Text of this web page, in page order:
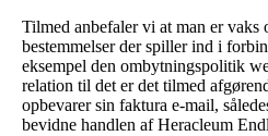
Tilmed anbefaler vi at man er vaks
bestemmelser der spiller ind i
eksempel den ombytningspolitik
relation til det er det tilmed
opbevarer sin faktura e-mail,
bevidne handlen af Heracleum